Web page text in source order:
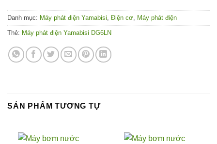
Danh mục: Máy phát điện Yamabisi, Điện cơ, Máy phát điện
Thẻ: Máy phát điện Yamabisi DG6LN
SẢN PHẨM TƯƠNG TỰ